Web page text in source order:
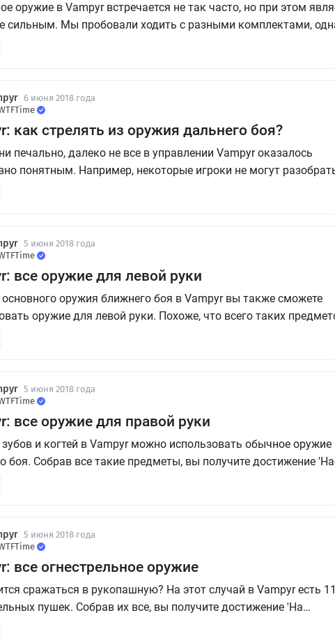
оружие в Vampyr встречается не так часто, но при этом
сильным. Мы пробовали ходить с разными комплектами,
все равно вернулись к нему. Всего таких предметов в игре
6 июня 2018 года
как стрелять из оружия дальнего боя?
печально, далеко не все в управлении Vampyr оказалось
понятным. Например, некоторые игроки не могут
из пистолета и как его экипировать. В нашем коротком
5 июня 2018 года
все оружие для левой руки
оружия ближнего боя в Vampyr вы также сможете
оружие для левой руки. Похоже, что всего таких
Собрав их все, вы получите достижение 'Левша'. Однако есть
5 июня 2018 года
все оружие для правой руки
и когтей в Vampyr можно использовать обычное оружие
боя. Собрав все такие предметы, вы получите достижение
хирурга'. В этом гайде мы расскажем, где можно
5 июня 2018 года
все огнестрельное оружие
сражаться в рукопашную? На этот случай в Vampyr есть 11
пушек. Собрав их все, вы получите достижение 'На
выстрела'. В нашем гайде мы расскажем, где именно стоит